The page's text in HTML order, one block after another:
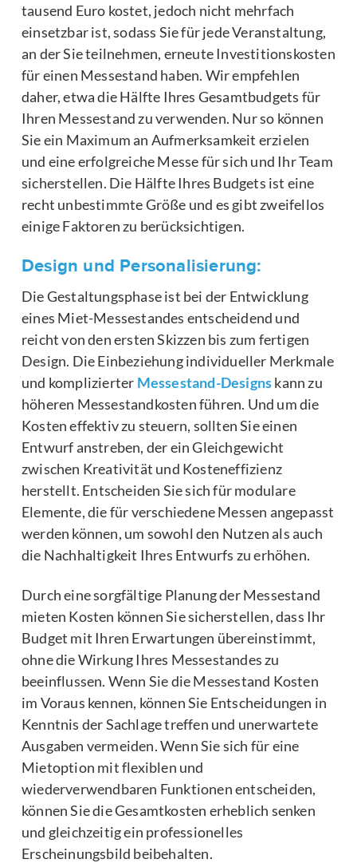
tausend Euro kostet, jedoch nicht mehrfach
einsetzbar ist, sodass Sie für jede Veranstaltung,
an der Sie teilnehmen, erneute Investitionskosten
für einen Messestand haben. Wir empfehlen
daher, etwa die Hälfte Ihres Gesamtbudgets für
Ihren Messestand zu verwenden. Nur so können
Sie ein Maximum an Aufmerksamkeit erzielen
und eine erfolgreiche Messe für sich und Ihr Team
sicherstellen. Die Hälfte Ihres Budgets ist eine
recht unbestimmte Größe und es gibt zweifellos
einige Faktoren zu berücksichtigen.
Design und Personalisierung:
Die Gestaltungsphase ist bei der Entwicklung
eines Miet-Messestandes entscheidend und
reicht von den ersten Skizzen bis zum fertigen
Design. Die Einbeziehung individueller Merkmale
und komplizierter Messestand-Designskann zu
höheren Messestandkosten führen. Und um die
Kosten effektiv zu steuern, sollten Sie einen
Entwurf anstreben, der ein Gleichgewicht
zwischen Kreativität und Kosteneffizienz
herstellt. Entscheiden Sie sich für modulare
Elemente, die für verschiedene Messen angepasst
werden können, um sowohl den Nutzen als auch
die Nachhaltigkeit Ihres Entwurfs zu erhöhen.
Durch eine sorgfältige Planung der Messestand
mieten Kosten können Sie sicherstellen, dass Ihr
Budget mit Ihren Erwartungen übereinstimmt,
ohne die Wirkung Ihres Messestandes zu
beeinflussen. Wenn Sie die Messestand Kosten
im Voraus kennen, können Sie Entscheidungen in
Kenntnis der Sachlage treffen und unerwartete
Ausgaben vermeiden. Wenn Sie sich für eine
Mietoption mit flexiblen und
wiederverwendbaren Funktionen entscheiden,
können Sie die Gesamtkosten erheblich senken
und gleichzeitig ein professionelles
Erscheinungsbild beibehalten.